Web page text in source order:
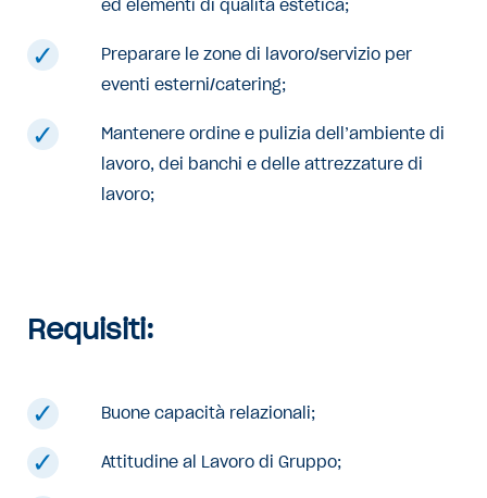
ed elementi di qualità estetica;
Preparare le zone di lavoro/servizio per
eventi esterni/catering;
Mantenere ordine e pulizia dell’ambiente di
lavoro, dei banchi e delle attrezzature di
lavoro;
Requisiti:
Buone capacità relazionali;
Attitudine al Lavoro di Gruppo;